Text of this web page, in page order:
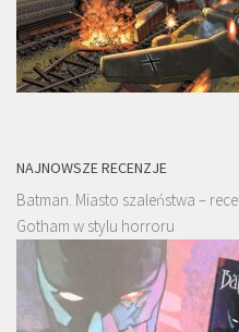
NAJNOWSZE RECENZJE
Batman. Miasto szaleństwa –
Gotham w stylu horroru